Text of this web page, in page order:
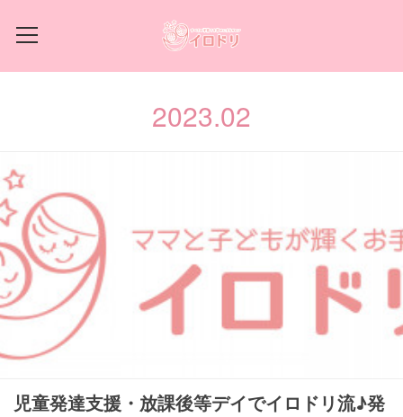
2023.02
児童発達支援・放課後等デイでイロドリ流♪発